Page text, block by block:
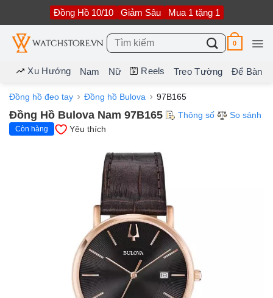
nội
dung
Đồng Hồ 10/10 Giảm Sâu Mua 1 tặng 1
Tìm
kiếm:
0
Xu Hướng Nam Nữ Reels Treo Tường Để Bàn
Đồng hồ đeo tay Đồng hồ Bulova 97B165
Đồng Hồ Bulova Nam 97B165 Thông số So sánh
Còn hàng Yêu thích